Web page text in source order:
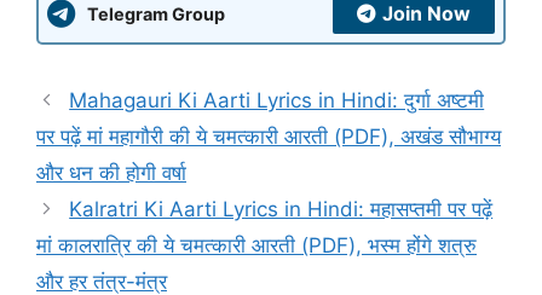
Telegram Group Join Now
Mahagauri Ki Aarti Lyrics in Hindi: दुर्गा अष्टमी
पर पढ़ें मां महागौरी की ये चमत्कारी आरती (PDF), अखंड सौभाग्य
और धन की होगी वर्षा
Kalratri Ki Aarti Lyrics in Hindi: महासप्तमी पर पढ़ें
मां कालरात्रि की ये चमत्कारी आरती (PDF), भस्म होंगे शत्रु
और हर तंत्र-मंत्र